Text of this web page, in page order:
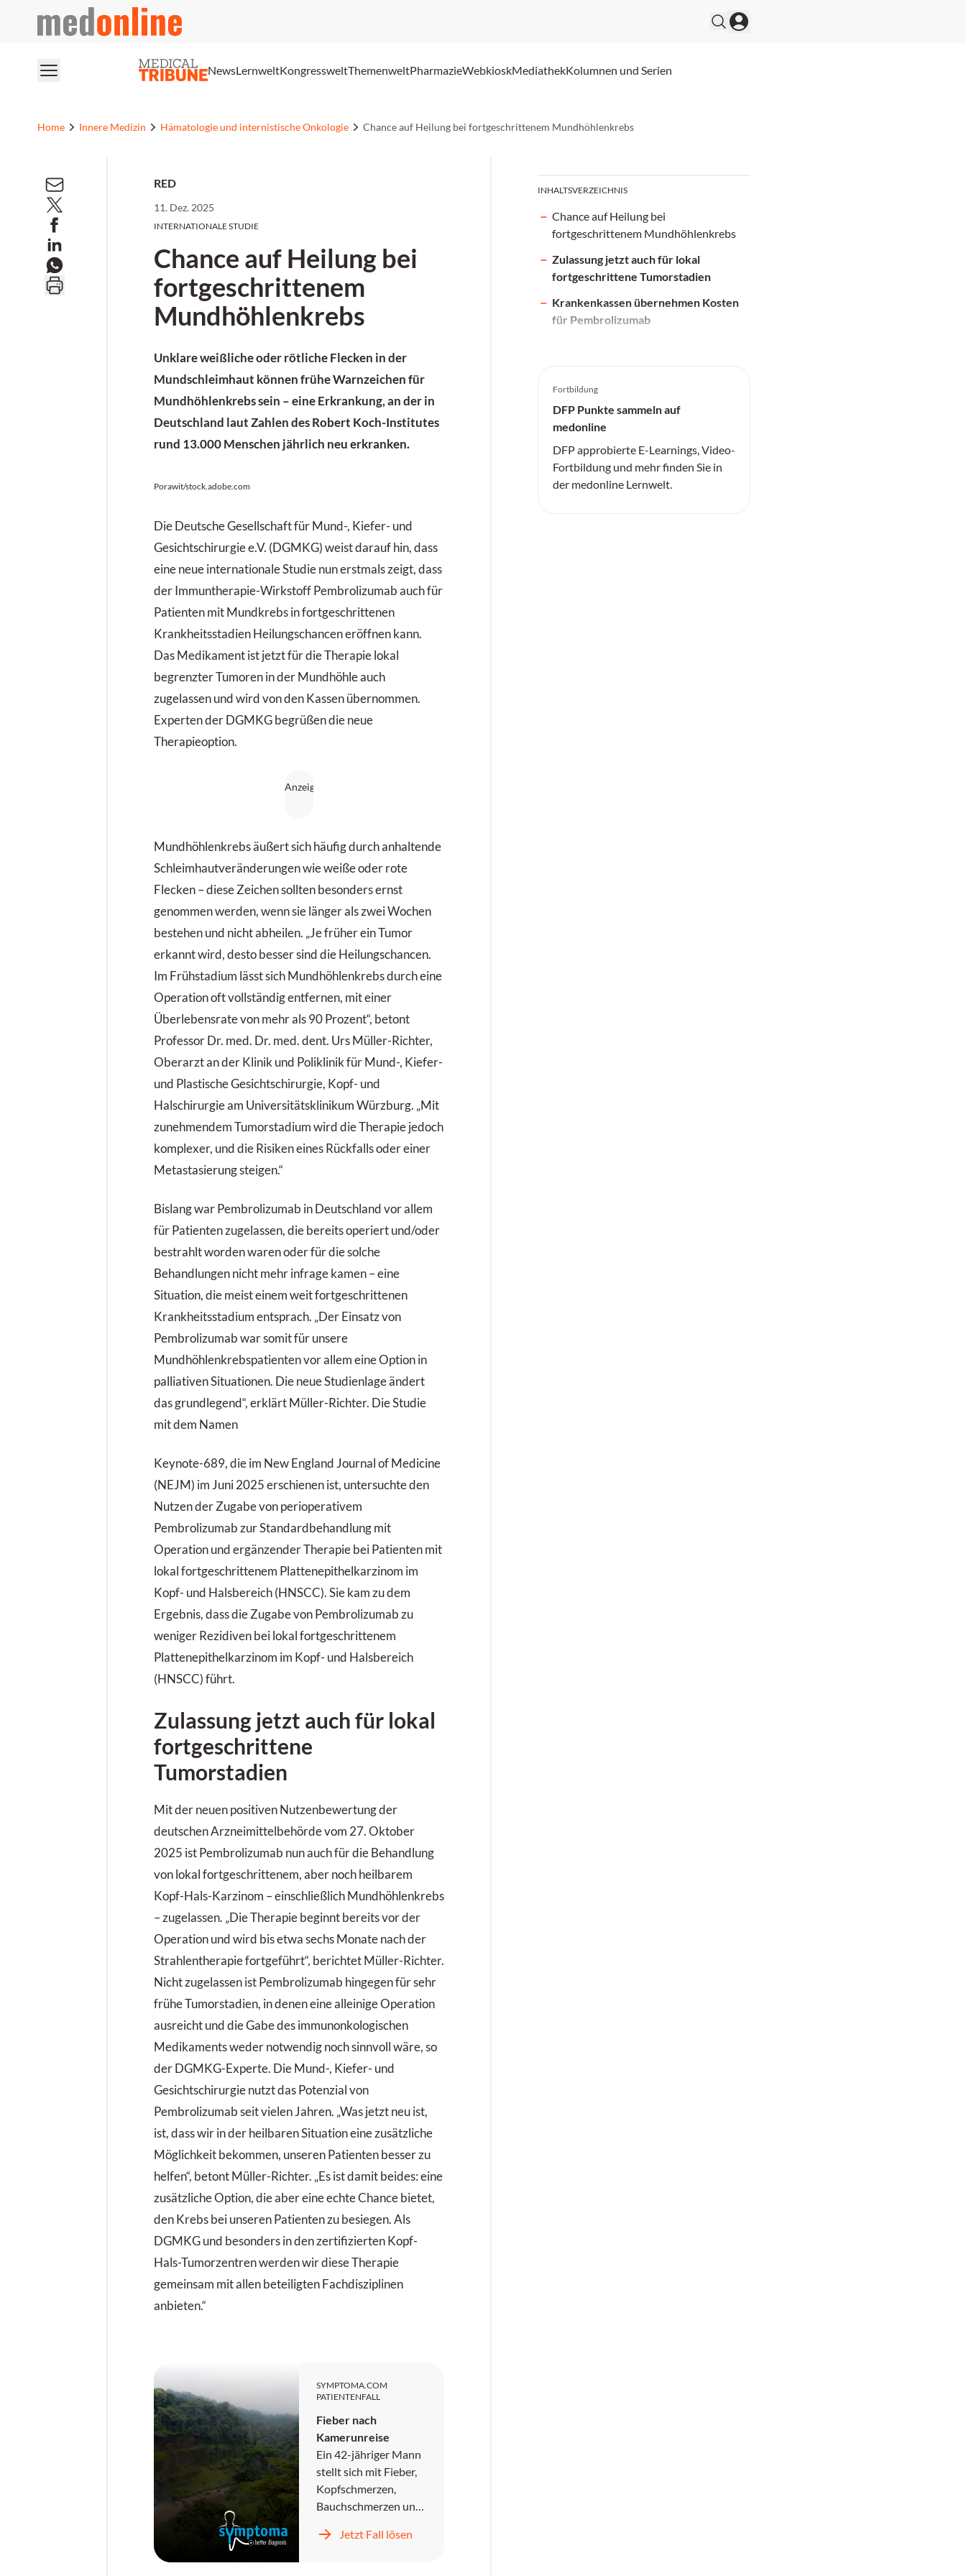
medonline
NewsLernweltKongressweltThemenweltPharmazieWebkioskMediathekKolumnen und Serien
Home Innere Medizin Hämatologie und internistische Onkologie Chance auf Heilung bei fortgeschrittenem Mundhöhlenkrebs
RED
11. Dez. 2025
INTERNATIONALE STUDIE
Chance auf Heilung bei
fortgeschrittenem
Mundhöhlenkrebs
Unklare weißliche oder rötliche Flecken in der
Mundschleimhaut können frühe Warnzeichen für
Mundhöhlenkrebs sein – eine Erkrankung, an der in
Deutschland laut Zahlen des Robert Koch-Institutes
rund 13.000 Menschen jährlich neu erkranken.
Porawit/stock.adobe.com
Die Deutsche Gesellschaft für Mund-, Kiefer- und
Gesichtschirurgie e.V. (DGMKG) weist darauf hin, dass
eine neue internationale Studie nun erstmals zeigt, dass
der Immuntherapie-Wirkstoff Pembrolizumab auch für
Patienten mit Mundkrebs in fortgeschrittenen
Krankheitsstadien Heilungschancen eröffnen kann.
Das Medikament ist jetzt für die Therapie lokal
begrenzter Tumoren in der Mundhöhle auch
zugelassen und wird von den Kassen übernommen.
Experten der DGMKG begrüßen die neue
Therapieoption.
Mundhöhlenkrebs äußert sich häufig durch anhaltende
Schleimhautveränderungen wie weiße oder rote
Flecken – diese Zeichen sollten besonders ernst
genommen werden, wenn sie länger als zwei Wochen
bestehen und nicht abheilen. „Je früher ein Tumor
erkannt wird, desto besser sind die Heilungschancen.
Im Frühstadium lässt sich Mundhöhlenkrebs durch eine
Operation oft vollständig entfernen, mit einer
Überlebensrate von mehr als 90 Prozent“, betont
Professor Dr. med. Dr. med. dent. Urs Müller-Richter,
Oberarzt an der Klinik und Poliklinik für Mund-, Kiefer-
und Plastische Gesichtschirurgie, Kopf- und
Halschirurgie am Universitätsklinikum Würzburg. „Mit
zunehmendem Tumorstadium wird die Therapie jedoch
komplexer, und die Risiken eines Rückfalls oder einer
Metastasierung steigen.“
Bislang war Pembrolizumab in Deutschland vor allem
für Patienten zugelassen, die bereits operiert und/oder
bestrahlt worden waren oder für die solche
Behandlungen nicht mehr infrage kamen – eine
Situation, die meist einem weit fortgeschrittenen
Krankheitsstadium entsprach. „Der Einsatz von
Pembrolizumab war somit für unsere
Mundhöhlenkrebspatienten vor allem eine Option in
palliativen Situationen. Die neue Studienlage ändert
das grundlegend“, erklärt Müller-Richter. Die Studie
mit dem Namen
Keynote-689, die im New England Journal of Medicine
(NEJM) im Juni 2025 erschienen ist, untersuchte den
Nutzen der Zugabe von perioperativem
Pembrolizumab zur Standardbehandlung mit
Operation und ergänzender Therapie bei Patienten mit
lokal fortgeschrittenem Plattenepithelkarzinom im
Kopf- und Halsbereich (HNSCC). Sie kam zu dem
Ergebnis, dass die Zugabe von Pembrolizumab zu
weniger Rezidiven bei lokal fortgeschrittenem
Plattenepithelkarzinom im Kopf- und Halsbereich
(HNSCC) führt.
Zulassung jetzt auch für lokal
fortgeschrittene
Tumorstadien
Mit der neuen positiven Nutzenbewertung der
deutschen Arzneimittelbehörde vom 27. Oktober
2025 ist Pembrolizumab nun auch für die Behandlung
von lokal fortgeschrittenem, aber noch heilbarem
Kopf-Hals-Karzinom – einschließlich Mundhöhlenkrebs
– zugelassen. „Die Therapie beginnt bereits vor der
Operation und wird bis etwa sechs Monate nach der
Strahlentherapie fortgeführt“, berichtet Müller-Richter.
Nicht zugelassen ist Pembrolizumab hingegen für sehr
frühe Tumorstadien, in denen eine alleinige Operation
ausreicht und die Gabe des immunonkologischen
Medikaments weder notwendig noch sinnvoll wäre, so
der DGMKG-Experte. Die Mund-, Kiefer- und
Gesichtschirurgie nutzt das Potenzial von
Pembrolizumab seit vielen Jahren. „Was jetzt neu ist,
ist, dass wir in der heilbaren Situation eine zusätzliche
Möglichkeit bekommen, unseren Patienten besser zu
helfen“, betont Müller-Richter. „Es ist damit beides: eine
zusätzliche Option, die aber eine echte Chance bietet,
den Krebs bei unseren Patienten zu besiegen. Als
DGMKG und besonders in den zertifizierten Kopf-
Hals-Tumorzentren werden wir diese Therapie
gemeinsam mit allen beteiligten Fachdisziplinen
anbieten.“
SYMPTOMA.COM
PATIENTENFALL
Fieber nach
Kamerunreise
Ein 42-jähriger Mann
stellt sich mit Fieber,
Kopfschmerzen,
Bauchschmerzen und
Notaufnahme vor. Er
Jetzt Fall lösen
INHALTSVERZEICHNIS
Chance auf Heilung bei
fortgeschrittenem Mundhöhlenkrebs
Zulassung jetzt auch für lokal
fortgeschrittene Tumorstadien
Krankenkassen übernehmen Kosten
für Pembrolizumab
Fortbildung
DFP Punkte sammeln auf
medonline
DFP approbierte E-Learnings, Video-
Fortbildung und mehr finden Sie in
der medonline Lernwelt.